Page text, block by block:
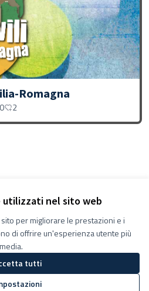
utilizzati nel sito web
per migliorare le prestazioni e i
di offrire un'esperienza utente più
tutti
Romagna
0 2